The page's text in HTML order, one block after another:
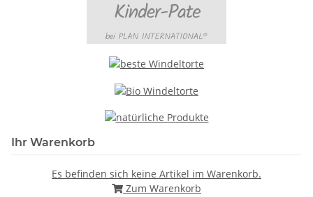
Ihr Warenkorb
Es befinden sich keine Artikel im Warenkorb.
Zum Warenkorb